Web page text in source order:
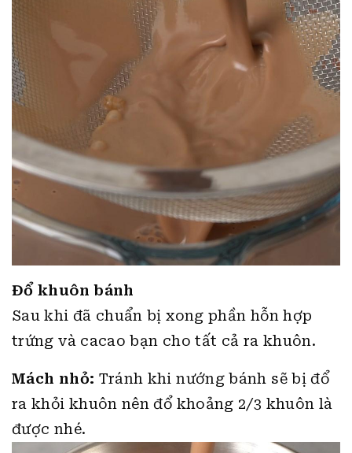
Đổ khuôn bánh
Sau khi đã chuẩn bị xong phần hỗn hợp
trứng và cacao bạn cho tất cả ra khuôn.
Mách nhỏ: Tránh khi nướng bánh sẽ bị đổ
ra khỏi khuôn nên đổ khoảng 2/3 khuôn là
được nhé.